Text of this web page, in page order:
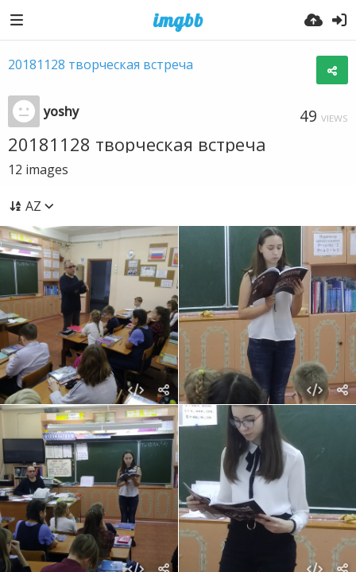
20181128 творческая встреча
yoshy 49 VIEWS
20181128 творческая встреча
12 images
AZ